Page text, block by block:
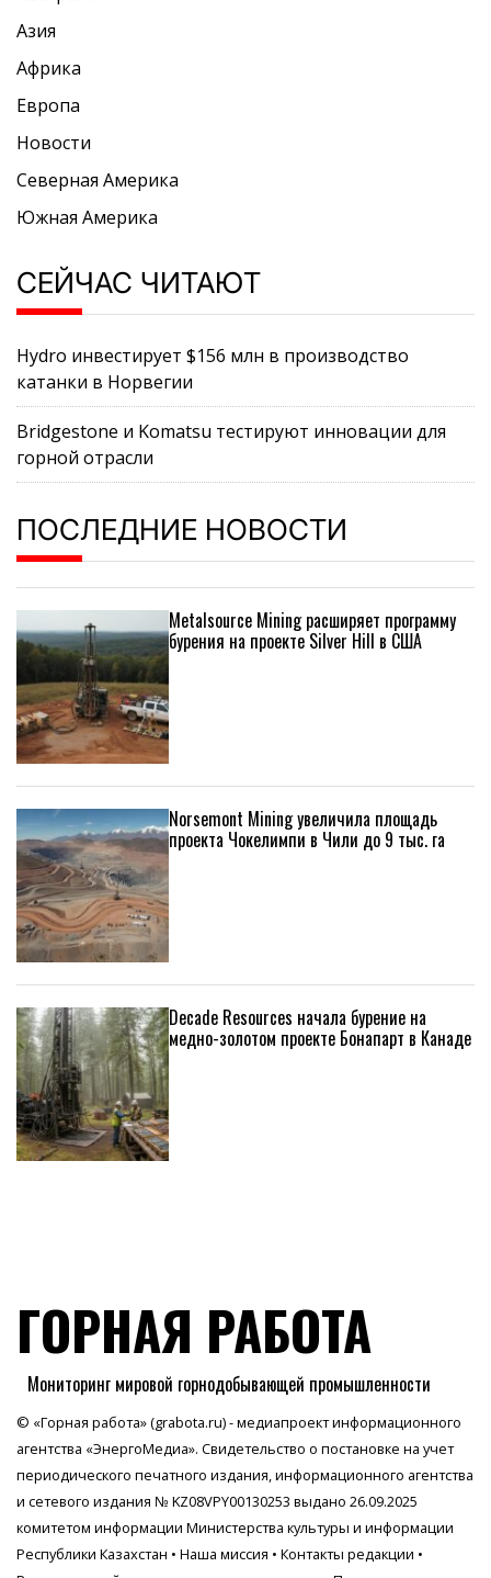
Азия
Африка
Европа
Новости
Северная Америка
Южная Америка
СЕЙЧАС ЧИТАЮТ
Hydro инвестирует $156 млн в производство
катанки в Норвегии
Bridgestone и Komatsu тестируют инновации для
горной отрасли
ПОСЛЕДНИЕ НОВОСТИ
Metalsource Mining расширяет программу
бурения на проекте Silver Hill в США
Norsemont Mining увеличила площадь
проекта Чокелимпи в Чили до 9 тыс. га
Decade Resources начала бурение на
медно-золотом проекте Бонапарт в Канаде
ГОРНАЯ РАБОТА
Мониторинг мировой горнодобывающей промышленности
© «Горная работа» (grabota.ru) - медиапроект информационного
агентства «ЭнергоМедиа». Свидетельство о постановке на учет
периодического печатного издания, информационного агентства
и сетевого издания № KZ08VPY00130253 выдано 26.09.2025
комитетом информации Министерства культуры и информации
Республики Казахстан • Наша миссия • Контакты редакции •